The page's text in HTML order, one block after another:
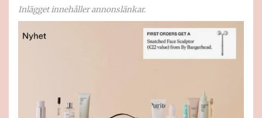
Inlägget innehåller annonslänkar.